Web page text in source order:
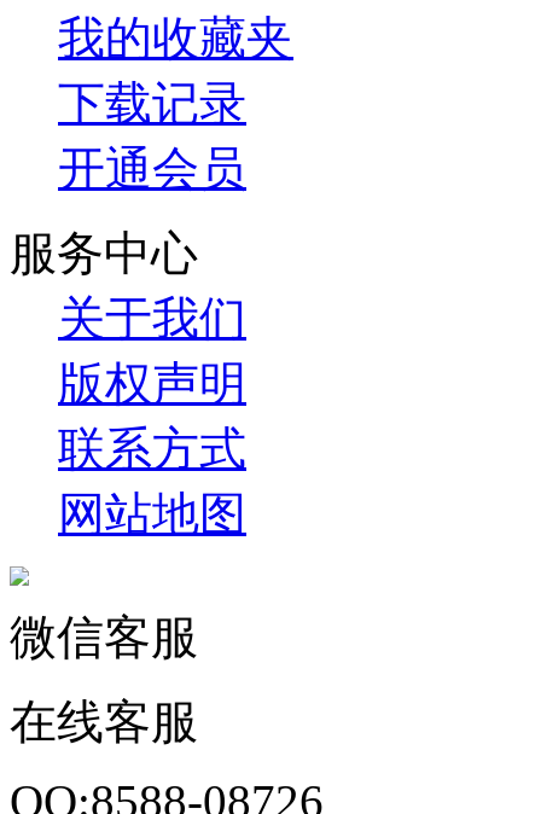
我的收藏夹
下载记录
开通会员
服务中心
关于我们
版权声明
联系方式
网站地图
微信客服
在线客服
QQ:8588-08726